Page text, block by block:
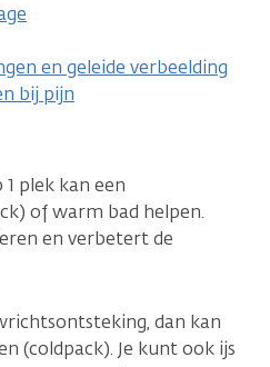
en geleide verbeelding
bij pijn
plek kan een
of warm bad helpen.
en verbetert de
dan kan
(coldpack). Je kunt ook ijs